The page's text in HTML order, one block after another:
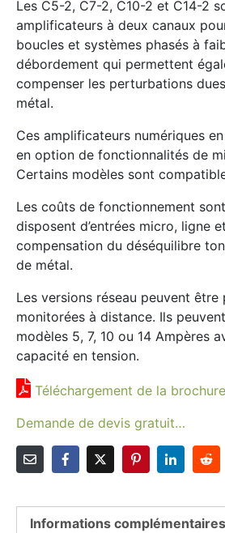
Les C5-2, C7-2, C10-2 et C14-2
amplificateurs à deux canaux
boucles et systèmes phasés à
débordement qui permettent
compenser les perturbations
métal.
Ces amplificateurs numériques
en option de fonctionnalités de
Certains modèles sont
Les coûts de fonctionnement
disposent d’entrées micro, ligne
compensation du déséquilibre
de métal.
Les versions réseau peuvent être
monitorées à distance. Ils
modèles 5, 7, 10 ou 14 Ampères
capacité en tension.
Téléchargement de la brochure
Demande de devis gratuit…
Informations complémentaires